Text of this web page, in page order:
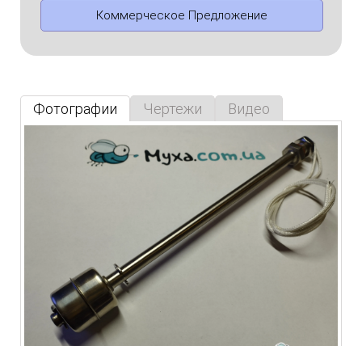
Коммерческое Предложение
Фотографии Чертежи Видео